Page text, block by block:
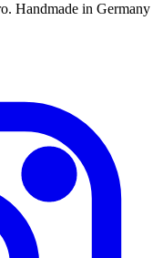
Handmade in Germany